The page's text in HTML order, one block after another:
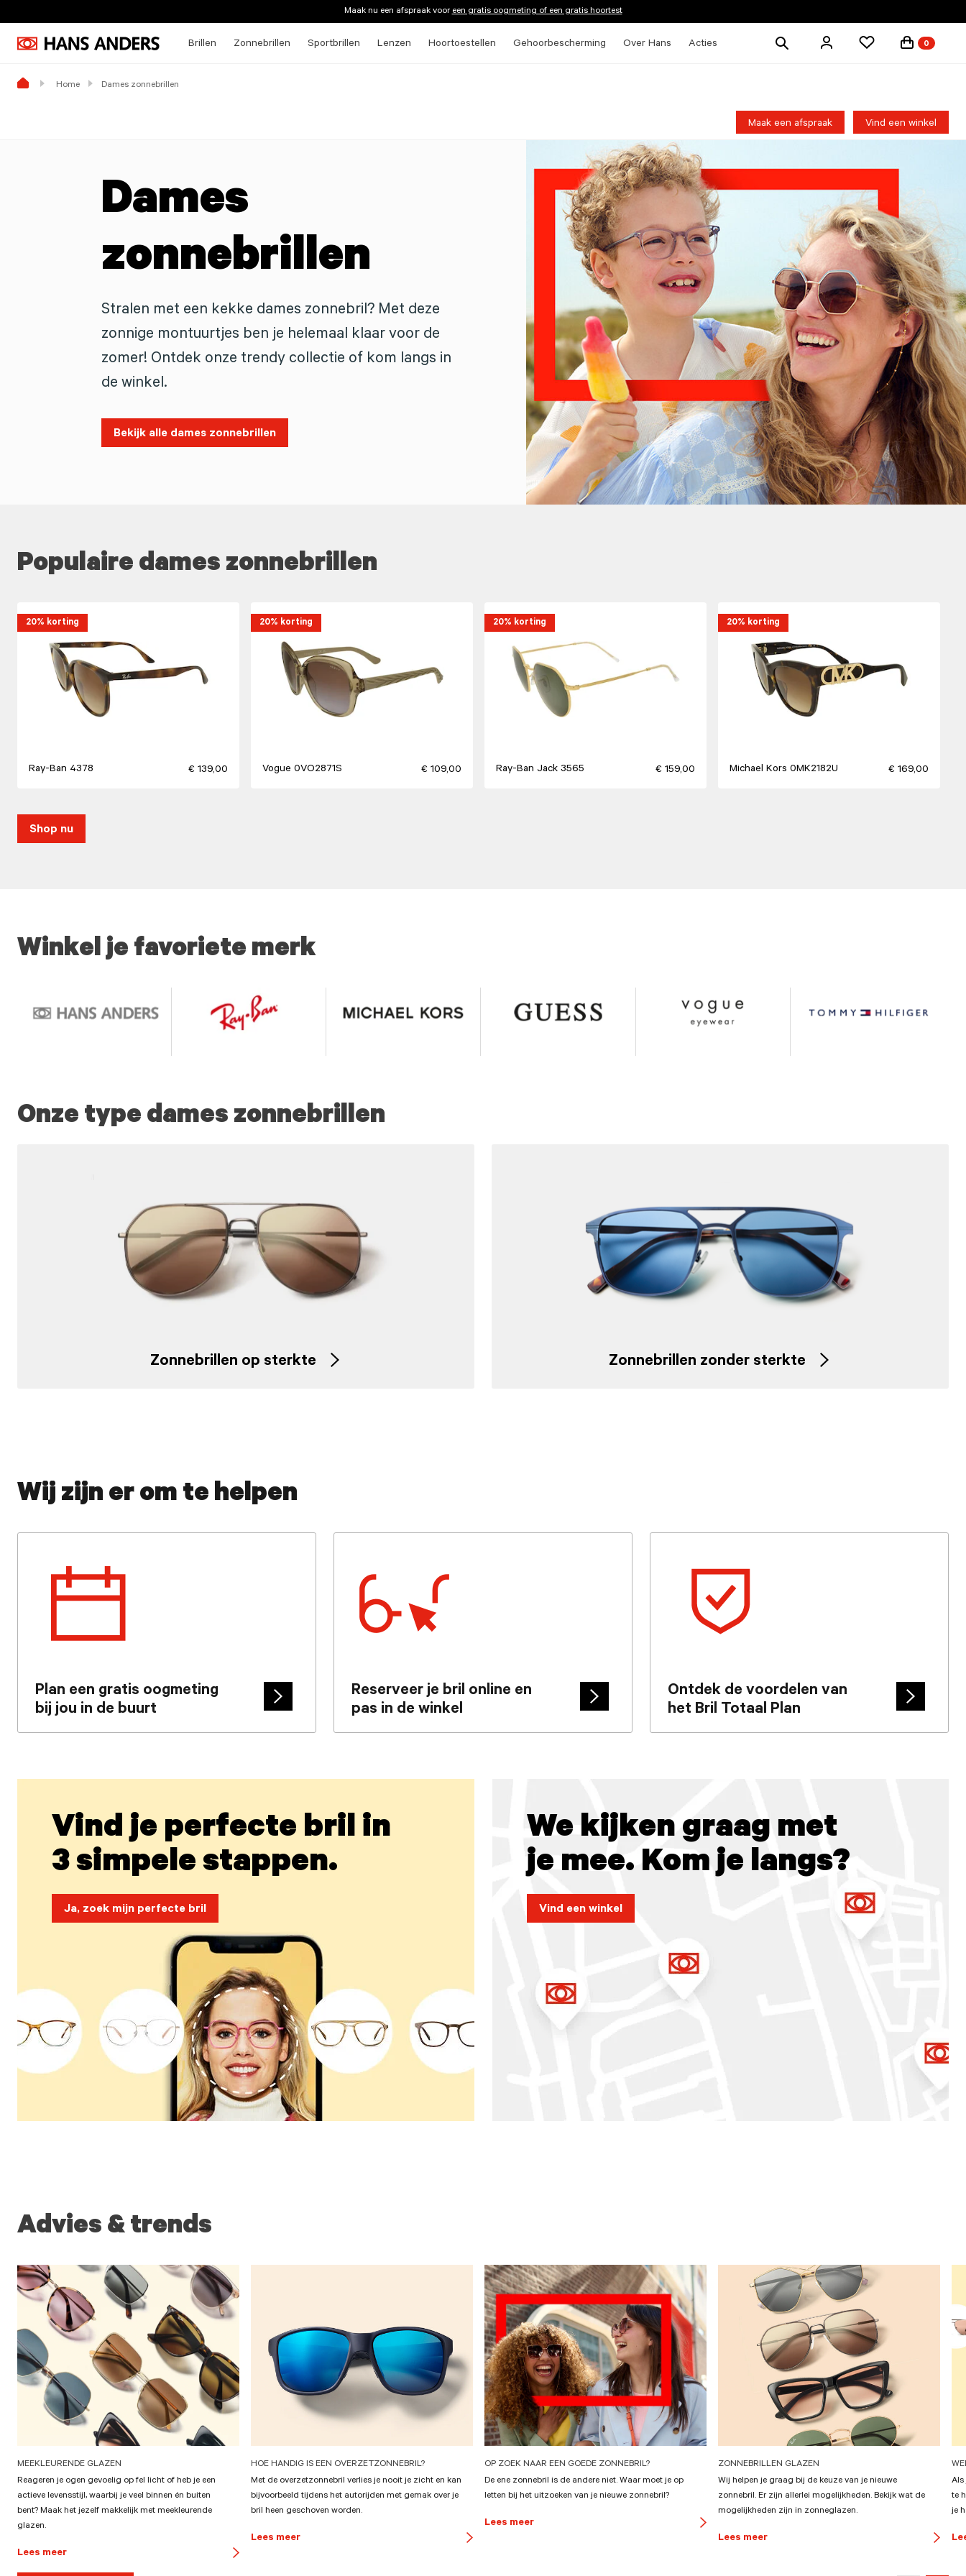
Maak nu een afspraak vooreen gratis oogmeting of een gratis hoortest
Brillen Zonnebrillen Sportbrillen Lenzen Hoortoestellen Gehoorbescherming Over Hans Acties
Zoek
0
Home Dames zonnebrillen
Maak een afspraak Vind een winkel
Dames
zonnebrillen
Stralen met een kekke dames zonnebril? Met deze
zonnige montuurtjes ben je helemaal klaar voor de
zomer! Ontdek onze trendy collectie of kom langs in
de winkel.
Bekijk alle dames zonnebrillen
Populaire dames zonnebrillen
20% korting
Ray-Ban 4378 € 139,00
20% korting
Vogue 0VO2871S € 109,00
20% korting
Ray-Ban Jack 3565 € 159,00
20% korting
Michael Kors 0MK2182U € 169,00
Shop nu
Winkel je favoriete merk
Onze type dames zonnebrillen
Zonnebrillen op sterkte Zonnebrillen zonder sterkte
Wij zijn er om te helpen
Plan een gratis oogmeting
bij jou in de buurt
Cta
Reserveer je bril online en
pas in de winkel
Cta
Ontdek de voordelen van
het Bril Totaal Plan
Cta
Vind je perfecte bril in
3 simpele stappen.
Ja, zoek mijn perfecte bril
We kijken graag met
je mee. Kom je langs?
Vind een winkel
Advies & trends
MEEKLEURENDE GLAZEN
Reageren je ogen gevoelig op fel licht of heb je een
actieve levensstijl, waarbij je veel binnen én buiten
bent? Maak het jezelf makkelijk met meekleurende
glazen.
Lees meer
HOE HANDIG IS EEN OVERZETZONNEBRIL?
Met de overzetzonnebril verlies je nooit je zicht en kan
bijvoorbeeld tijdens het autorijden met gemak over je
bril heen geschoven worden.
Lees meer
OP ZOEK NAAR EEN GOEDE ZONNEBRIL?
De ene zonnebril is de andere niet. Waar moet je op
letten bij het uitzoeken van je nieuwe zonnebril?
Lees meer
button
ZONNEBRILLEN GLAZEN
Wij helpen je graag bij de keuze van je nieuwe
zonnebril. Er zijn allerlei mogelijkheden. Bekijk wat de
mogelijkheden zijn in zonneglazen.
Lees meer
Als
te
je